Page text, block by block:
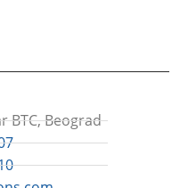
BTC, Beograd